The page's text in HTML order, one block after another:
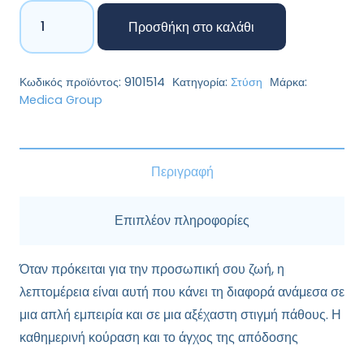
Orgasm
Power
for
Men
Cream
ml
ποσότητα
Προσθήκη στο καλάθι
Κωδικός προϊόντος: 9101514 Κατηγορία: Στύση Μάρκα:
Medica Group
Περιγραφή
Επιπλέον πληροφορίες
Όταν πρόκειται για την προσωπική σου ζωή, η
λεπτομέρεια είναι αυτή που κάνει τη διαφορά ανάμεσα σε
μια απλή εμπειρία και σε μια αξέχαστη στιγμή πάθους. Η
καθημερινή κούραση και το άγχος της απόδοσης